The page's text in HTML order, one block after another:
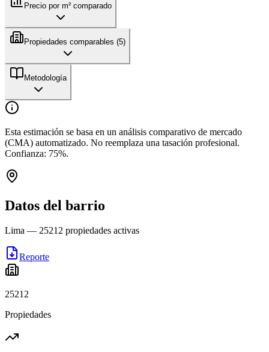
Precio por m² comparado
Propiedades comparables (5)
Metodología
Esta estimación se basa en un análisis comparativo de mercado
(CMA) automatizado. No reemplaza una tasación profesional.
Confianza: 75%.
Datos del barrio
Lima — 25212 propiedades activas
Reporte
25212
Propiedades